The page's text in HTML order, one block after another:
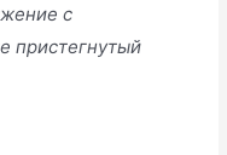
с
пристегнутый